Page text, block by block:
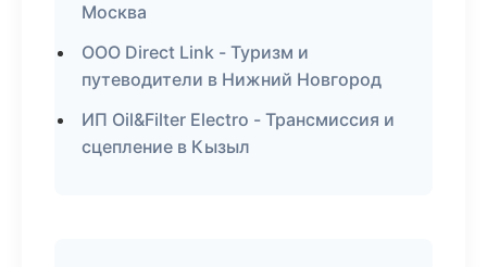
Москва
ООО Direct Link - Туризм и
путеводители в Нижний Новгород
ИП Oil&Filter Electro - Трансмиссия и
сцепление в Кызыл